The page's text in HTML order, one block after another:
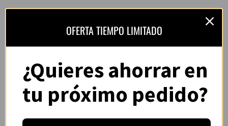
Opiniones de clientes –
CamisYou
4.8 / 5basado en 1.240
opiniones
OFERTA TIEMPO LIMITADO
¿Quieres ahorrar en
tu próximo pedido?